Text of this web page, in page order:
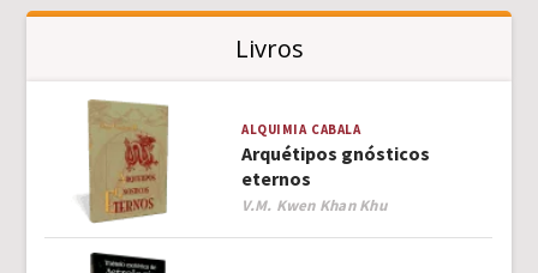
Livros
ALQUIMIA CABALA
Arquétipos gnósticos
eternos
Author
V.M. Kwen Khan Khu